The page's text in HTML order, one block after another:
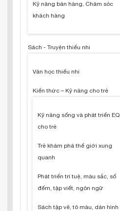
Kỹ năng bán hàng, Chăm sóc
khách hàng
Sách - Truyện thiếu nhi
Văn học thiếu nhi
Kiến thức – Kỹ năng cho trẻ
Kỹ năng sống và phát triển EQ
cho trẻ
Trẻ khám phá thế giới xung
quanh
Phát triển trí tuệ, màu sắc, số
đếm, tập viết, ngôn ngữ
Sách tập vẽ, tô màu, dán hình